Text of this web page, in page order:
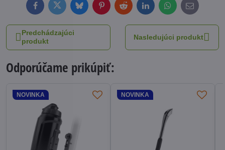
FacebookTwitterBlueskyPinterestRedditLinkedInWhatsApp
E-
mail
Predchádzajúci
produkt
Nasledujúci produkt
Odporúčame prikúpiť:
NOVINKA NOVINKA